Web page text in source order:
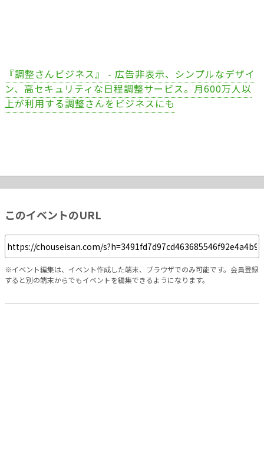
『調整さんビジネス』 - 広告非表示、シンプルなデザイ
ン、高セキュリティな日程調整サービス。月600万人以
上が利用する調整さんをビジネスにも
このイベントのURL
※イベント編集は、イベント作成した端末、ブラウザでのみ可能です。会員登録
すると別の端末からでもイベントを編集できるようになります。